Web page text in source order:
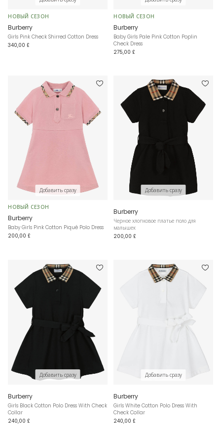
НОВЫЙ СЕЗОН
Burberry
Girls Pink Check Shirred Cotton Dress
340,00 £
НОВЫЙ СЕЗОН
Burberry
Baby Girls Pale Pink Cotton Poplin
Check Dress
275,00 £
Добавить сразу
НОВЫЙ СЕЗОН
Burberry
Baby Girls Pink Cotton Piqué Polo Dress
200,00 £
Добавить сразу
Burberry
Черное хлопковое платье поло для
малышек
200,00 £
Добавить сразу
Burberry
Girls Black Cotton Polo Dress With Check
Collar
240,00 £
Добавить сразу
Burberry
Girls White Cotton Polo Dress With
Check Collar
240,00 £